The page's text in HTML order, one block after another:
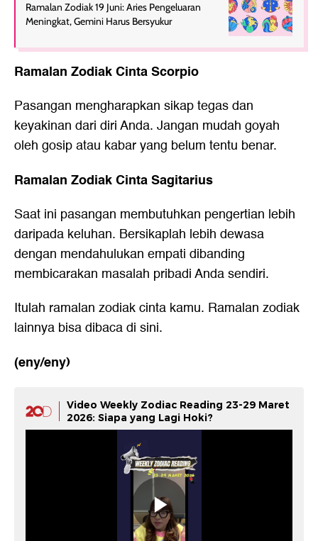
Ramalan Zodiak 19 Juni: Aries Pengeluaran
Meningkat, Gemini Harus Bersyukur
Ramalan Zodiak Cinta Scorpio
Pasangan mengharapkan sikap tegas dan
keyakinan dari diri Anda. Jangan mudah goyah
oleh gosip atau kabar yang belum tentu benar.
Ramalan Zodiak Cinta Sagitarius
Saat ini pasangan membutuhkan pengertian lebih
daripada keluhan. Bersikaplah lebih dewasa
dengan mendahulukan empati dibanding
membicarakan masalah pribadi Anda sendiri.
Itulah ramalan zodiak cinta kamu. Ramalan zodiak
lainnya bisa dibacadi sini.
(eny/eny)
Video Weekly Zodiac Reading 23-29 Maret
2026: Siapa yang Lagi Hoki?